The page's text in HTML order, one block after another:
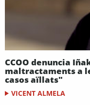
CCOO denuncia
maltractaments a
casos aïllats"
VICENT ALMELA